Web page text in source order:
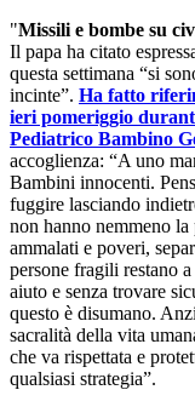
"Missili e bombe su
Il papa ha citato
questa settimana “si
incinte”. Ha fatto
ieri pomeriggio
Pediatrico Bambino
accoglienza: “A uno
Bambini innocenti.
fuggire lasciando
non hanno nemmeno
ammalati e poveri,
persone fragili restano
aiuto e senza trovare
questo è disumano.
sacralità della vita
che va rispettata e
qualsiasi strategia”.